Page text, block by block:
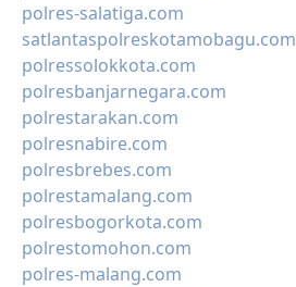
polres-salatiga.com
satlantaspolreskotamobagu.com
polressolokkota.com
polresbanjarnegara.com
polrestarakan.com
polresnabire.com
polresbrebes.com
polrestamalang.com
polresbogorkota.com
polrestomohon.com
polres-malang.com